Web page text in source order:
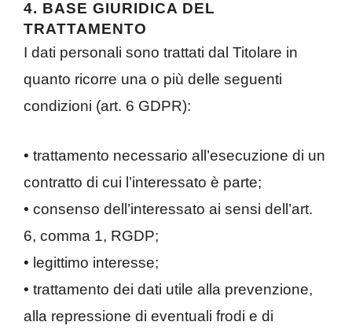
4. BASE GIURIDICA DEL
TRATTAMENTO
I dati personali sono trattati dal Titolare in
quanto ricorre una o più delle seguenti
condizioni (art. 6 GDPR):
• trattamento necessario all’esecuzione di un
contratto di cui l’interessato è parte;
• consenso dell’interessato ai sensi dell’art.
6, comma 1, RGDP;
• legittimo interesse;
• trattamento dei dati utile alla prevenzione,
alla repressione di eventuali frodi e di